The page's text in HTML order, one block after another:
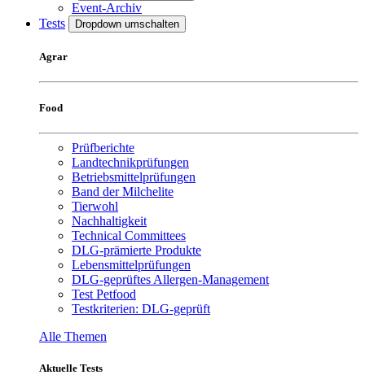
Event-Archiv
Tests
Dropdown umschalten
Agrar
Food
Prüfberichte
Landtechnikprüfungen
Betriebsmittelprüfungen
Band der Milchelite
Tierwohl
Nachhaltigkeit
Technical Committees
DLG-prämierte Produkte
Lebensmittelprüfungen
DLG-geprüftes Allergen-Management
Test Petfood
Testkriterien: DLG-geprüft
Alle Themen
Aktuelle Tests